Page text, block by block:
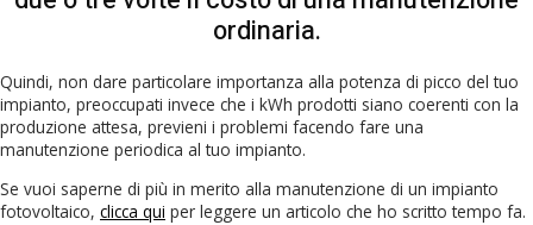
ordinaria.
Quindi, non dare particolare importanza alla potenza di picco del tuo
impianto, preoccupati invece che i kWh prodotti siano coerenti con la
produzione attesa, previeni i problemi facendo fare una
manutenzione periodica al tuo impianto.
Se vuoi saperne di più in merito alla manutenzione di un impianto
fotovoltaico, clicca qui per leggere un articolo che ho scritto tempo fa.